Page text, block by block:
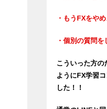
・もうFXをや
・個別の質問を
こういった方の
ようにFX学習
した！！